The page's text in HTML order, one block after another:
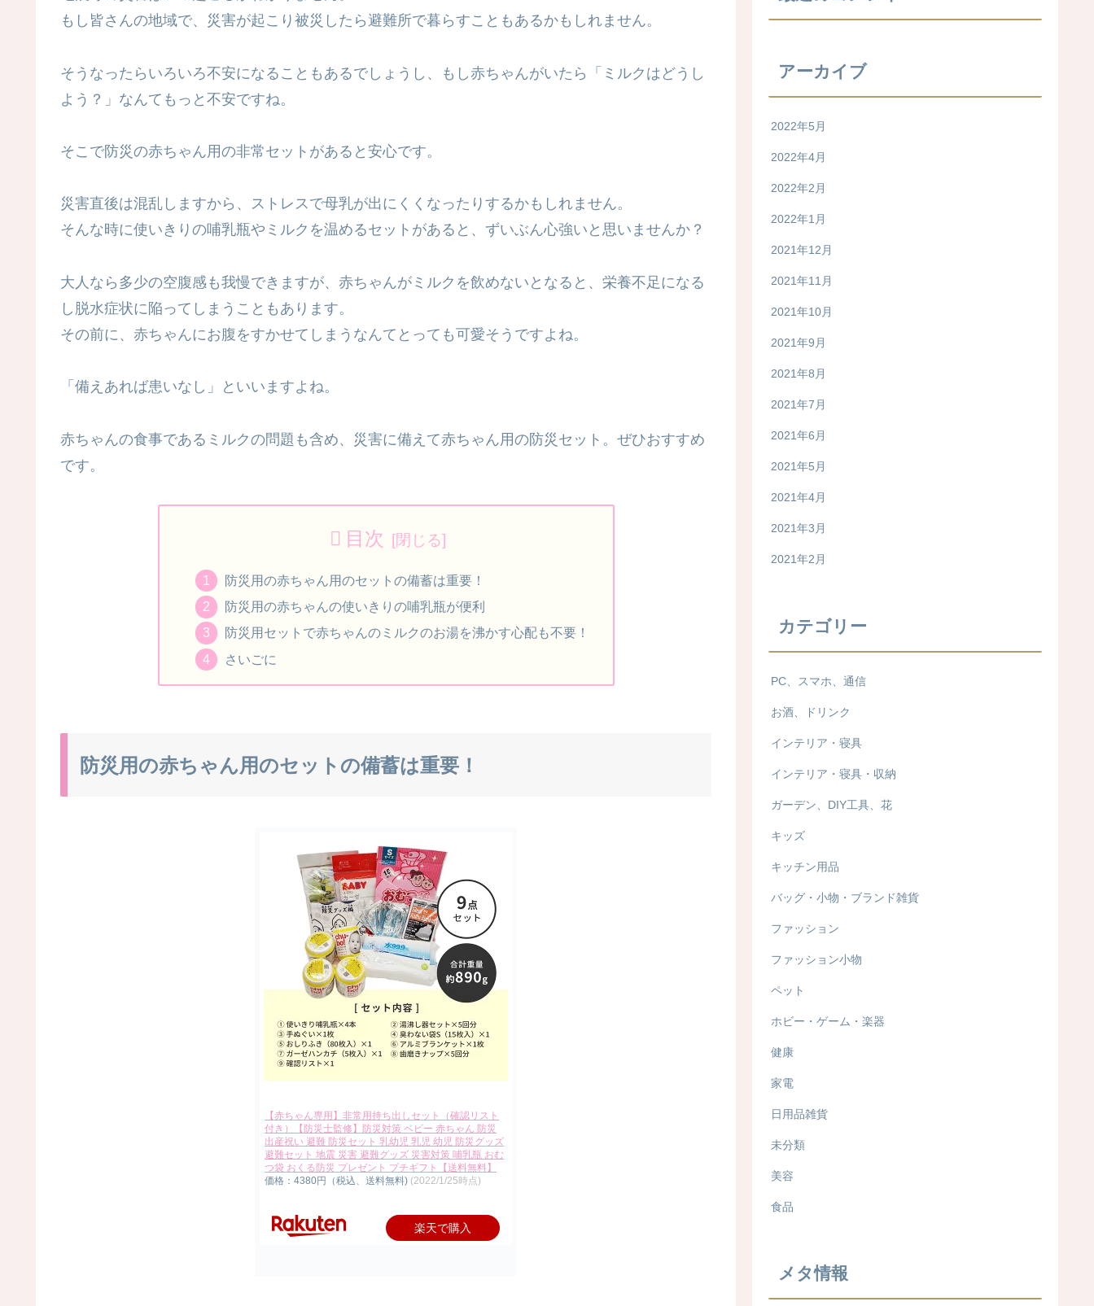
もし皆さんの地域で、災害が起こり被災したら避難所で暮らすこともあるかもしれません。
そうなったらいろいろ不安になることもあるでしょうし、もし赤ちゃんがいたら「ミルクはどうし
よう？」なんてもっと不安ですね。
そこで防災の赤ちゃん用の非常セットがあると安心です。
災害直後は混乱しますから、ストレスで母乳が出にくくなったりするかもしれません。
そんな時に使いきりの哺乳瓶やミルクを温めるセットがあると、ずいぶん心強いと思いませんか？
大人なら多少の空腹感も我慢できますが、赤ちゃんがミルクを飲めないとなると、栄養不足になる
し脱水症状に陥ってしまうこともあります。
その前に、赤ちゃんにお腹をすかせてしまうなんてとっても可愛そうですよね。
「備えあれば患いなし」といいますよね。
赤ちゃんの食事であるミルクの問題も含め、災害に備えて赤ちゃん用の防災セット。ぜひおすすめ
です。
目次
防災用の赤ちゃん用のセットの備蓄は重要！
防災用の赤ちゃんの使いきりの哺乳瓶が便利
防災用セットで赤ちゃんのミルクのお湯を沸かす心配も不要！
さいごに
防災用の赤ちゃん用のセットの備蓄は重要！
【赤ちゃん専用】非常用持ち出しセット（確認リスト
付き）【防災士監修】防災対策 ベビー 赤ちゃん 防災
出産祝い 避難 防災セット 乳幼児 乳児 幼児 防災グッズ
避難セット 地震 災害 避難グッズ 災害対策 哺乳瓶 おむ
つ袋 おくる防災 プレゼント プチギフト【送料無料】
価格：4380円（税込、送料無料) (2022/1/25時点)
楽天で購入
アーカイブ
2022年5月
2022年4月
2022年2月
2022年1月
2021年12月
2021年11月
2021年10月
2021年9月
2021年8月
2021年7月
2021年6月
2021年5月
2021年4月
2021年3月
2021年2月
カテゴリー
PC、スマホ、通信
お酒、ドリンク
インテリア・寝具
インテリア・寝具・収納
ガーデン、DIY工具、花
キッズ
キッチン用品
バッグ・小物・ブランド雑貨
ファッション
ファッション小物
ペット
ホビー・ゲーム・楽器
健康
家電
日用品雑貨
未分類
美容
食品
メタ情報